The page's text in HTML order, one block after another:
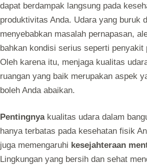
dapat berdampak langsung pada
produktivitas Anda. Udara yang buruk
menyebabkan masalah pernapasan,
bahkan kondisi serius seperti penyakit
Oleh karena itu, menjaga kualitas
ruangan yang baik merupakan aspek
boleh Anda abaikan.
Pentingnyakualitas udara dalam
hanya terbatas pada kesehatan fisik
juga memengaruhi kesejahteraan
Lingkungan yang bersih dan sehat